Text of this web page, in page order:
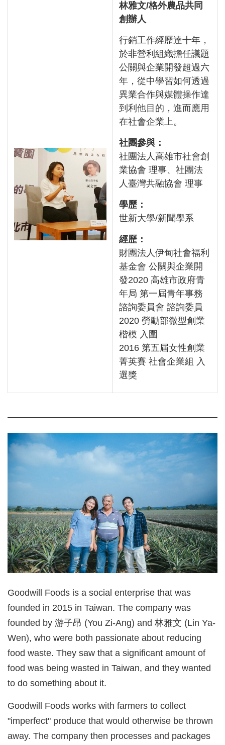
林雅文/格外農品共同
創辦人
行銷工作經歷達十年，
於非營利組織擔任議題
公關與企業開發超過六
年，從中學習如何透過
異業合作與媒體操作達
到利他目的，進而應用
在社會企業上。
社團參與：
社團法人高雄市社會創
業協會 理事、社團法
人臺灣共融協會 理事
學歷：
世新大學/新聞學系
經歷：
財團法人伊甸社會福利
基金會 公關與企業開
發2020 高雄市政府青
年局 第一屆青年事務
諮詢委員會 諮詢委員
2020 勞動部微型創業
楷模 入圍
2016 第五屆女性創業
菁英賽 社會企業組 入
選獎
Goodwill Foods is a social enterprise that was
founded in 2015 in Taiwan. The company was
founded by 游子昂 (You Zi-Ang) and 林雅文 (Lin Ya-
Wen), who were both passionate about reducing
food waste. They saw that a significant amount of
food was being wasted in Taiwan, and they wanted
to do something about it.
Goodwill Foods works with farmers to collect
"imperfect" produce that would otherwise be thrown
away. The company then processes and packages